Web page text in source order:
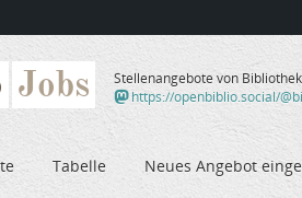
Jobs
Stellenangebote von
https://openbiblio.social/
Tabelle Neues Angebot